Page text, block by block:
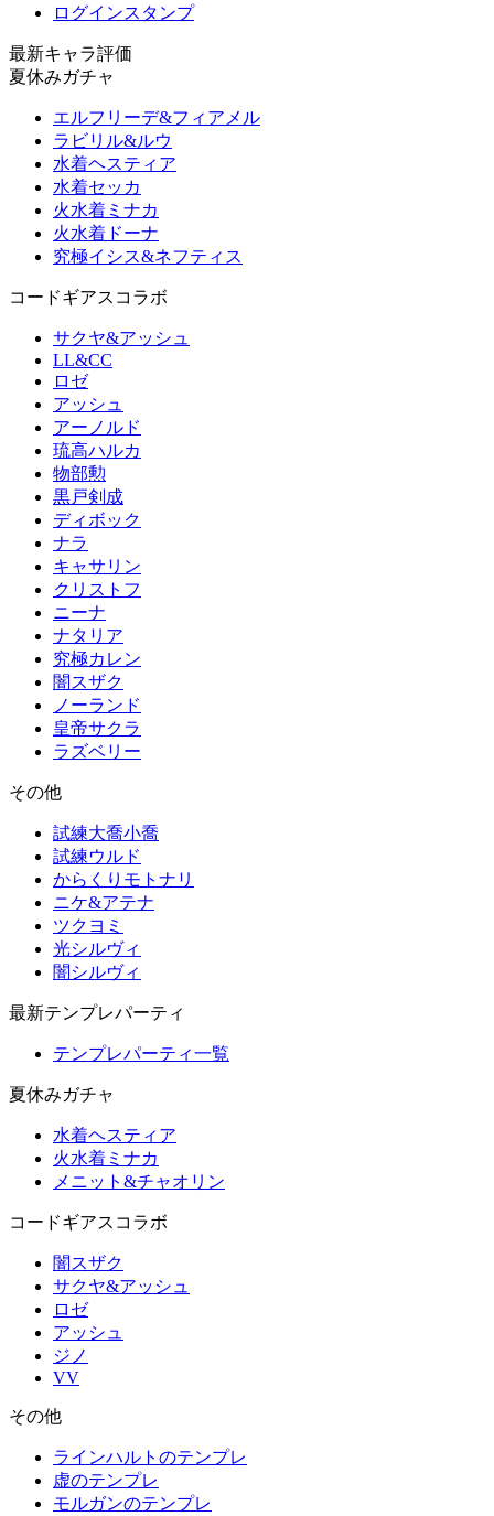
ログインスタンプ
最新キャラ評価
夏休みガチャ
エルフリーデ&フィアメル
ラビリル&ルウ
水着ヘスティア
水着セッカ
火水着ミナカ
火水着ドーナ
究極イシス&ネフティス
コードギアスコラボ
サクヤ&アッシュ
LL&CC
ロゼ
アッシュ
アーノルド
琉高ハルカ
物部勲
黒戸剣成
ディボック
ナラ
キャサリン
クリストフ
ニーナ
ナタリア
究極カレン
闇スザク
ノーランド
皇帝サクラ
ラズベリー
その他
試練大喬小喬
試練ウルド
からくりモトナリ
ニケ&アテナ
ツクヨミ
光シルヴィ
闇シルヴィ
最新テンプレパーティ
テンプレパーティ一覧
夏休みガチャ
水着ヘスティア
火水着ミナカ
メニット&チャオリン
コードギアスコラボ
闇スザク
サクヤ&アッシュ
ロゼ
アッシュ
ジノ
VV
その他
ラインハルトのテンプレ
虚のテンプレ
モルガンのテンプレ